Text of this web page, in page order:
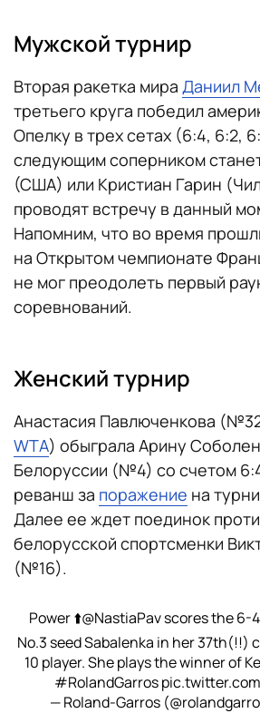
Мужской турнир
Вторая ракетка мира Даниил
третьего круга победил
Опелку в трех сетах (6:4, 6:2,
следующим соперником
(США) или Кристиан Гарин
проводят встречу в данный
Напомним, что во время
на Открытом чемпионате
не мог преодолеть первый
соревнований.
Женский турнир
Анастасия Павлюченкова
WTA) обыграла Арину
Белоруссии (№4) со счетом
реванш за поражение на
Далее ее ждет поединок
белорусской спортсменки
(№16).
Power ⬆️@NastiaPavscores the 6-
No.3 seed Sabalenka in her 37th(!!)
10 player. She plays the winner of
#RolandGarros
— Roland-Garros